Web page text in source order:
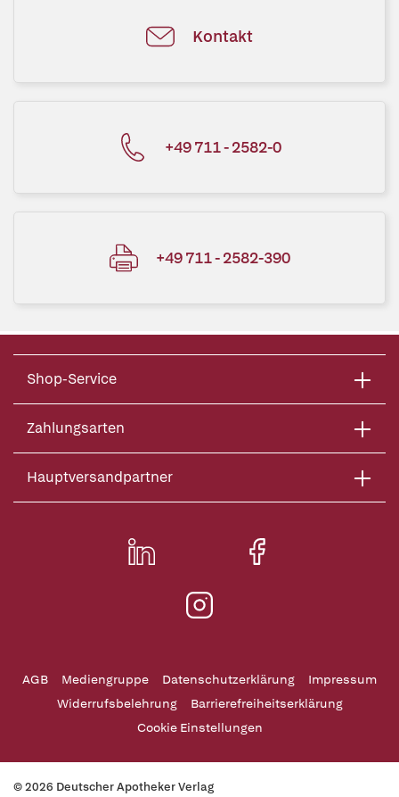
Kontakt
+49 711 - 2582-0
+49 711 - 2582-390
Shop-Service
Zahlungsarten
Hauptversandpartner
AGB Mediengruppe Datenschutzerklärung
Impressum
Widerrufsbelehrung
Barrierefreiheitserklärung
Cookie Einstellungen
© 2026 Deutscher Apotheker Verlag